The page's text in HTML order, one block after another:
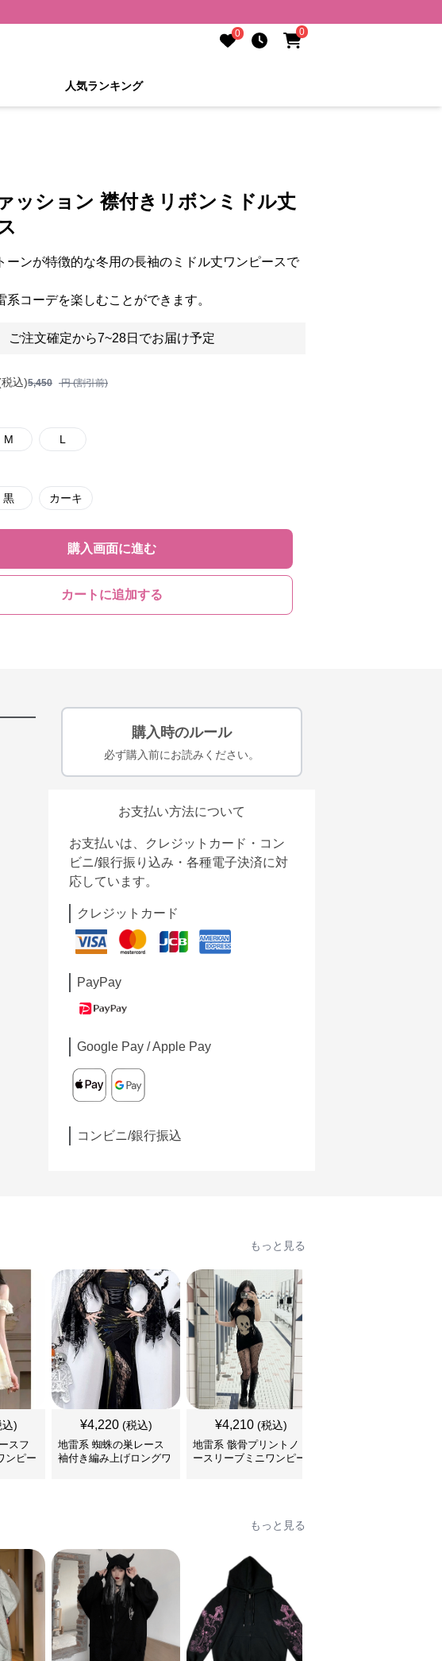
0 0
人気ランキング
ッション 襟付きリボンミドル丈
ーンが特徴的な冬用の長袖のミドル丈ワンピースで
系コーデを楽しむことができます。
ご注文確定から7~28日でお届け予定
込)5,450 円 (割引前)
M L
黒 カーキ
購入画面に進む
カートに追加する
購入時のルール
必ず購入前にお読みください。
お支払い方法について
お支払いは、クレジットカード・コン
ビニ/銀行振り込み・各種電子決済に対
応しています。
クレジットカード
PayPay
Google Pay / Apple Pay
コンビニ/銀行振込
もっと見る
)
スフ
ンピー
¥4,220 (税込)
地雷系 蜘蛛の巣レース
袖付き編み上げロングワ
¥4,210 (税込)
地雷系 骸骨プリントノ
ースリーブミニワンピー
もっと見る